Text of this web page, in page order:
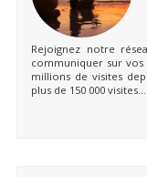
Rejoignez notre
communiquer sur vos
millions de visites
plus de 150 000 visites...